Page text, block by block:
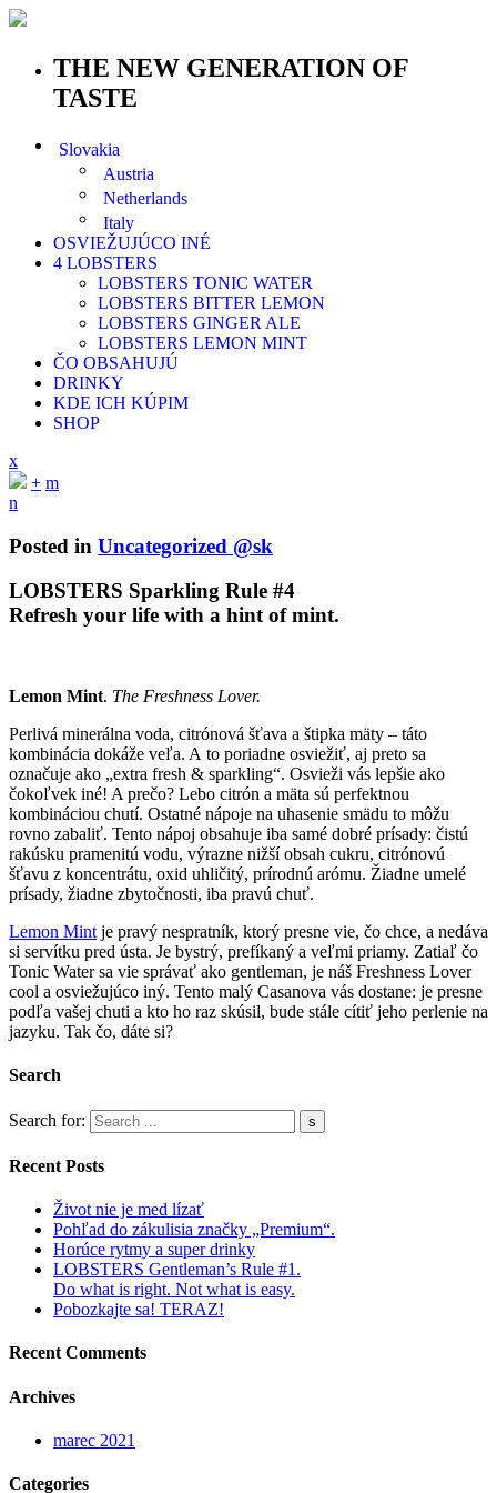
THE NEW GENERATION OF
TASTE
Slovakia
Austria
Netherlands
Italy
OSVIEŽUJÚCO INÉ
4 LOBSTERS
LOBSTERS TONIC WATER
LOBSTERS BITTER LEMON
LOBSTERS GINGER ALE
LOBSTERS LEMON MINT
ČO OBSAHUJÚ
DRINKY
KDE ICH KÚPIM
SHOP
x
+ m
n
Posted in Uncategorized @sk
LOBSTERS Sparkling Rule #4
Refresh your life with a hint of mint.
Lemon Mint. The Freshness Lover.
Perlivá minerálna voda, citrónová šťava a štipka mäty – táto
kombinácia dokáže veľa. A to poriadne osviežiť, aj preto sa
označuje ako „extra fresh & sparkling“. Osvieži vás lepšie ako
čokoľvek iné! A prečo? Lebo citrón a mäta sú perfektnou
kombináciou chutí. Ostatné nápoje na uhasenie smädu to môžu
rovno zabaliť. Tento nápoj obsahuje iba samé dobré prísady: čistú
rakúsku pramenitú vodu, výrazne nižší obsah cukru, citrónovú
šťavu z koncentrátu, oxid uhličitý, prírodnú arómu. Žiadne umelé
prísady, žiadne zbytočnosti, iba pravú chuť.
Lemon Mint je pravý nespratník, ktorý presne vie, čo chce, a nedáva
si servítku pred ústa. Je bystrý, prefíkaný a veľmi priamy. Zatiaľ čo
Tonic Water sa vie správať ako gentleman, je náš Freshness Lover
cool a osviežujúco iný. Tento malý Casanova vás dostane: je presne
podľa vašej chuti a kto ho raz skúsil, bude stále cítiť jeho perlenie na
jazyku. Tak čo, dáte si?
Search
Search for:
Recent Posts
Život nie je med lízať
Pohľad do zákulisia značky „Premium“.
Horúce rytmy a super drinky
LOBSTERS Gentleman’s Rule #1.
Do what is right. Not what is easy.
Pobozkajte sa! TERAZ!
Recent Comments
Archives
marec 2021
Categories